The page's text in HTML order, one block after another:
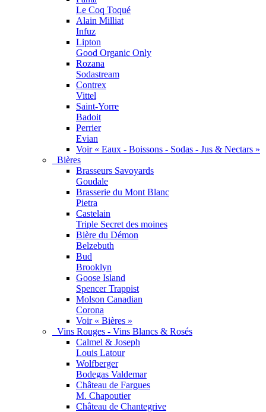
Le Coq Toqué
Alain Milliat
Infuz
Lipton
Good Organic Only
Rozana
Sodastream
Contrex
Vittel
Saint-Yorre
Badoit
Perrier
Evian
Voir « Eaux - Boissons - Sodas - Jus & Nectars »
Bières
Brasseurs Savoyards
Goudale
Brasserie du Mont Blanc
Pietra
Castelain
Triple Secret des moines
Bière du Démon
Belzebuth
Bud
Brooklyn
Goose Island
Spencer Trappist
Molson Canadian
Corona
Voir « Bières »
Vins Rouges - Vins Blancs & Rosés
Calmel & Joseph
Louis Latour
Wolfberger
Bodegas Valdemar
Château de Fargues
M. Chapoutier
Château de Chantegrive